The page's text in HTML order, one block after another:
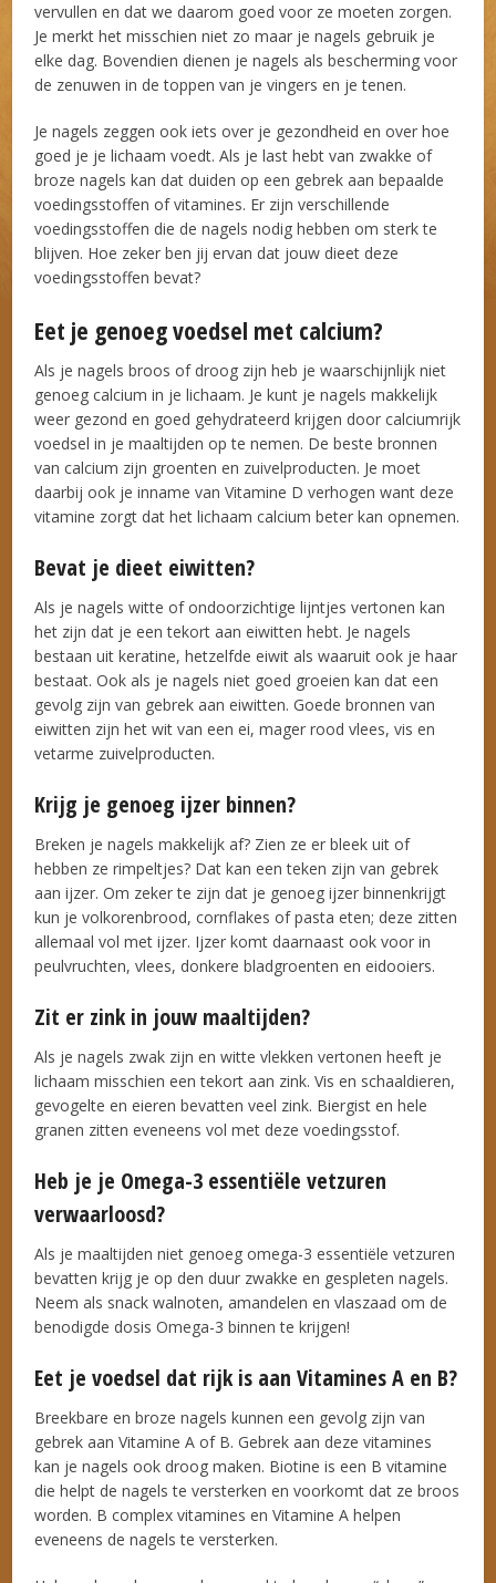
vervullen en dat we daarom goed voor ze moeten zorgen.
Je merkt het misschien niet zo maar je nagels gebruik je
elke dag. Bovendien dienen je nagels als bescherming voor
de zenuwen in de toppen van je vingers en je tenen.
Je nagels zeggen ook iets over je gezondheid en over hoe
goed je je lichaam voedt. Als je last hebt van zwakke of
broze nagels kan dat duiden op een gebrek aan bepaalde
voedingsstoffen of vitamines. Er zijn verschillende
voedingsstoffen die de nagels nodig hebben om sterk te
blijven. Hoe zeker ben jij ervan dat jouw dieet deze
voedingsstoffen bevat?
Eet je genoeg voedsel met calcium?
Als je nagels broos of droog zijn heb je waarschijnlijk niet
genoeg calcium in je lichaam. Je kunt je nagels makkelijk
weer gezond en goed gehydrateerd krijgen door calciumrijk
voedsel in je maaltijden op te nemen. De beste bronnen
van calcium zijn groenten en zuivelproducten. Je moet
daarbij ook je inname van Vitamine D verhogen want deze
vitamine zorgt dat het lichaam calcium beter kan opnemen.
Bevat je dieet eiwitten?
Als je nagels witte of ondoorzichtige lijntjes vertonen kan
het zijn dat je een tekort aan eiwitten hebt. Je nagels
bestaan uit keratine, hetzelfde eiwit als waaruit ook je haar
bestaat. Ook als je nagels niet goed groeien kan dat een
gevolg zijn van gebrek aan eiwitten. Goede bronnen van
eiwitten zijn het wit van een ei, mager rood vlees, vis en
vetarme zuivelproducten.
Krijg je genoeg ijzer binnen?
Breken je nagels makkelijk af? Zien ze er bleek uit of
hebben ze rimpeltjes? Dat kan een teken zijn van gebrek
aan ijzer. Om zeker te zijn dat je genoeg ijzer binnenkrijgt
kun je volkorenbrood, cornflakes of pasta eten; deze zitten
allemaal vol met ijzer. Ijzer komt daarnaast ook voor in
peulvruchten, vlees, donkere bladgroenten en eidooiers.
Zit er zink in jouw maaltijden?
Als je nagels zwak zijn en witte vlekken vertonen heeft je
lichaam misschien een tekort aan zink. Vis en schaaldieren,
gevogelte en eieren bevatten veel zink. Biergist en hele
granen zitten eveneens vol met deze voedingsstof.
Heb je je Omega-3 essentiële vetzuren
verwaarloosd?
Als je maaltijden niet genoeg omega-3 essentiële vetzuren
bevatten krijg je op den duur zwakke en gespleten nagels.
Neem als snack walnoten, amandelen en vlaszaad om de
benodigde dosis Omega-3 binnen te krijgen!
Eet je voedsel dat rijk is aan Vitamines A en B?
Breekbare en broze nagels kunnen een gevolg zijn van
gebrek aan Vitamine A of B. Gebrek aan deze vitamines
kan je nagels ook droog maken. Biotine is een B vitamine
die helpt de nagels te versterken en voorkomt dat ze broos
worden. B complex vitamines en Vitamine A helpen
eveneens de nagels te versterken.